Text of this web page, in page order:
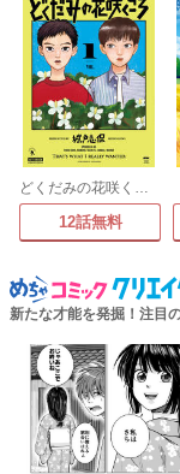
どくだみの花咲くころ
12話無料
新たな才能を発掘！注目